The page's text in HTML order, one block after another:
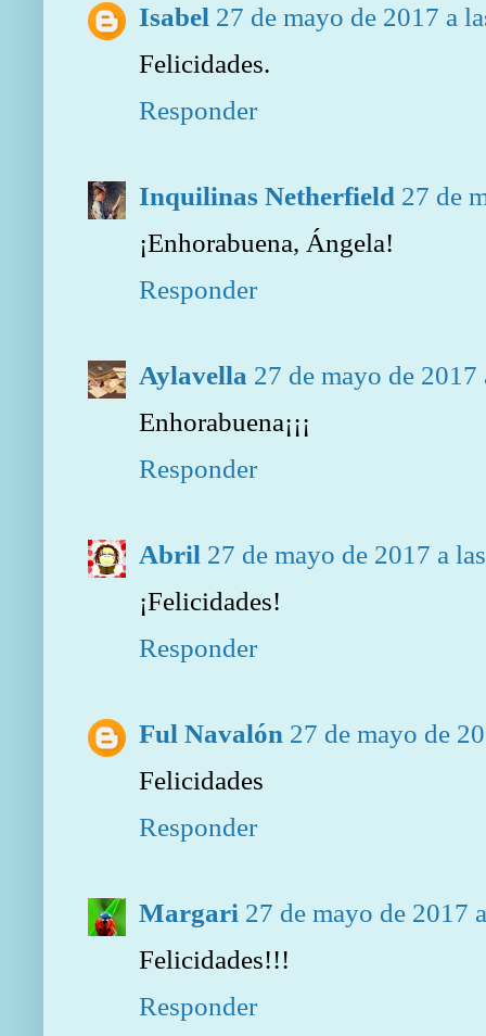
Isabel 27 de mayo de 2017 a
Felicidades.
Responder
Inquilinas Netherfield 27 de
¡Enhorabuena, Ángela!
Responder
Aylavella 27 de mayo de 2017
Enhorabuena¡¡¡
Responder
Abril 27 de mayo de 2017 a
¡Felicidades!
Responder
Ful Navalón 27 de mayo de
Felicidades
Responder
Margari 27 de mayo de 2017
Felicidades!!!
Responder